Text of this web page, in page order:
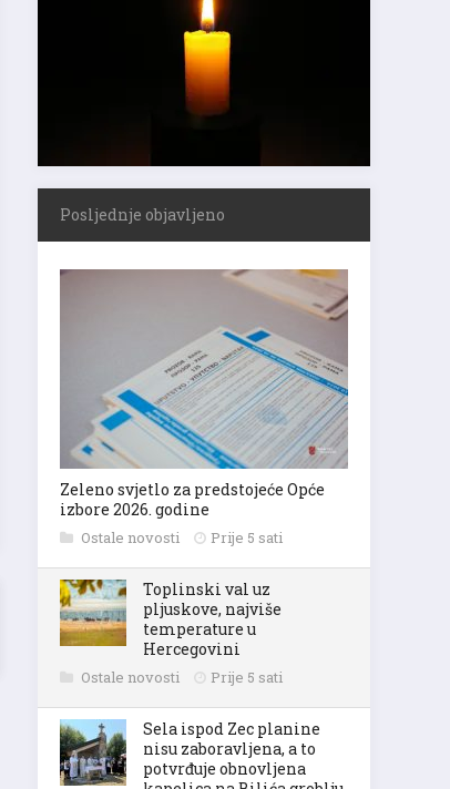
Posljednje objavljeno
Zeleno svjetlo za predstojeće Opće
izbore 2026. godine
Ostale novosti Prije 5 sati
Toplinski val uz
pljuskove, najviše
temperature u
Hercegovini
Ostale novosti Prije 5 sati
Sela ispod Zec planine
nisu zaboravljena, a to
potvrđuje obnovljena